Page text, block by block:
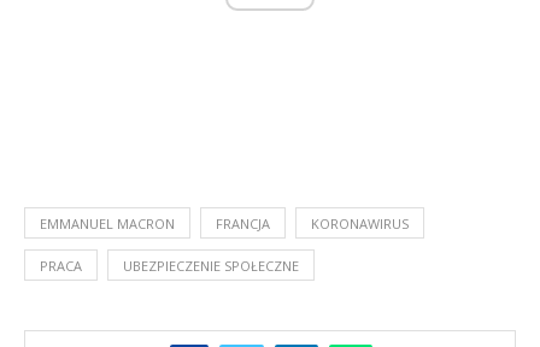
EMMANUEL MACRON FRANCJA KORONAWIRUS
PRACA UBEZPIECZENIE SPOŁECZNE